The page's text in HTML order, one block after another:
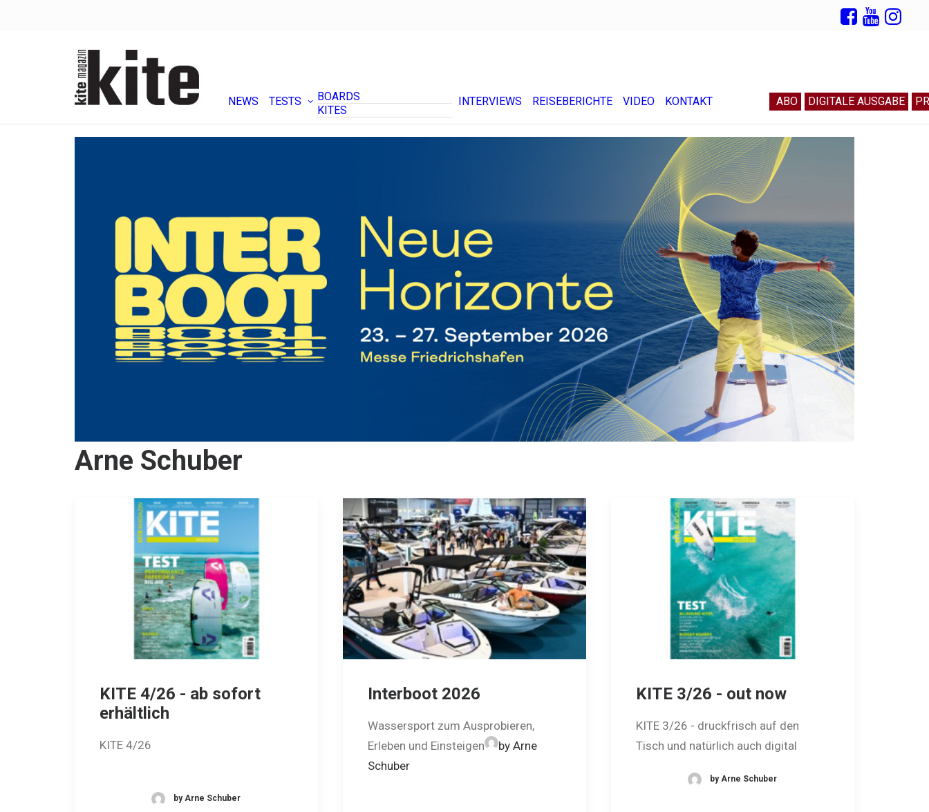
NEWS TESTS
BOARDS
KITES
INTERVIEWS REISEBERICHTE VIDEO KONTAKT ABO DIGITALE AUSGABE
Arne Schuber
KITE 4/26 - ab sofort
erhältlich
KITE 4/26
by Arne Schuber
Interboot 2026
Wassersport zum Ausprobieren,
Erleben und Einsteigen
by Arne
Schuber
KITE 3/26 - out now
KITE 3/26 - druckfrisch auf den
Tisch und natürlich auch digital
by Arne Schuber